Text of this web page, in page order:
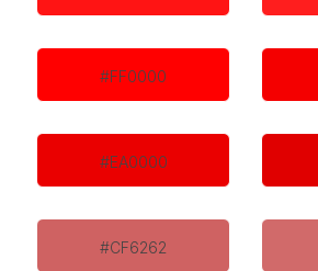
#FF0000
#EA0000
#CF6262